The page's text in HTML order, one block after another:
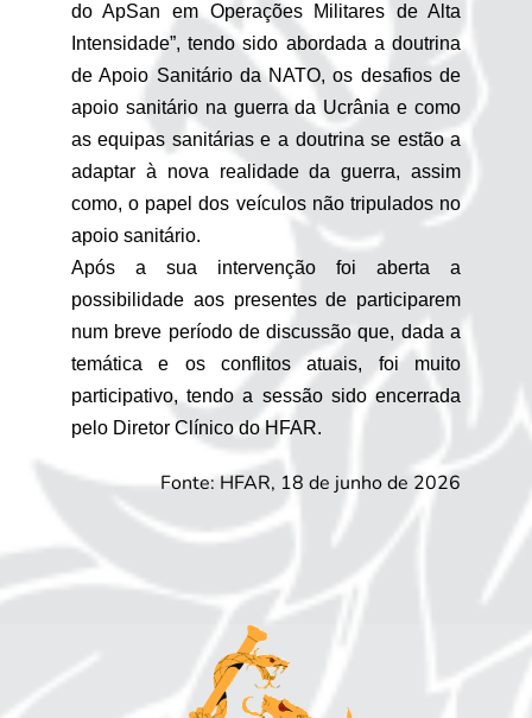
do ApSan em Operações Militares de Alta
Intensidade”, tendo sido abordada a doutrina
de Apoio Sanitário da NATO, os desafios de
apoio sanitário na guerra da Ucrânia e como
as equipas sanitárias e a doutrina se estão a
adaptar à nova realidade da guerra, assim
como, o papel dos veículos não tripulados no
apoio sanitário.
Após a sua intervenção foi aberta a
possibilidade aos presentes de participarem
num breve período de discussão que, dada a
temática e os conflitos atuais, foi muito
participativo, tendo a sessão sido encerrada
pelo Diretor Clínico do HFAR.
Fonte: HFAR, 18 de junho de 2026